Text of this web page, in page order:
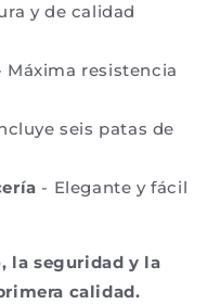
y de calidad
Máxima resistencia
seis patas de
- Elegante y fácil
la seguridad y la
calidad.